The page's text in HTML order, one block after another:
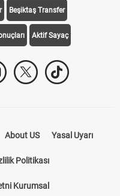
Beşiktaş Transfer
Aktif Sayaç
About US Yasal Uyarı
Politikası
Kurumsal